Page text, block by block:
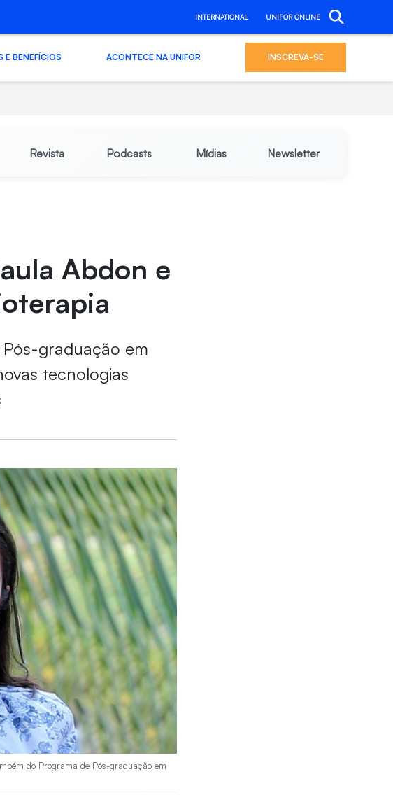
INTERNATIONAL UNIFOR ONLINE
E BENEFÍCIOS ACONTECE NA UNIFOR INSCREVA-SE
Revista Podcasts Mídias Newsletter
Abdon e
graduação em
tecnologias
do Programa de Pós-graduação em